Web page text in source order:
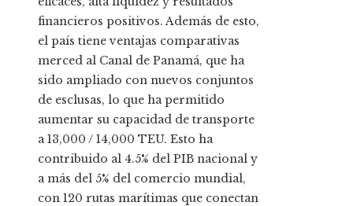
financieros positivos. Además de esto,
el país tiene ventajas comparativas
merced al Canal de Panamá, que ha
sido ampliado con nuevos conjuntos
de esclusas, lo que ha permitido
aumentar su capacidad de transporte
a 13,000 / 14,000 TEU. Esto ha
contribuido al 4.5% del PIB nacional y
a más del 5% del comercio mundial,
con 120 rutas marítimas que conectan